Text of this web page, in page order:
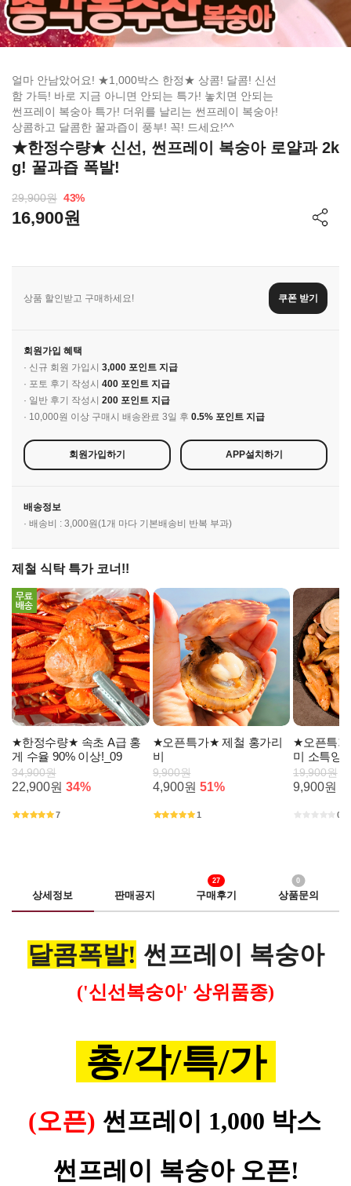
얼마 안남았어요! ★1,000박스 한정★ 상콤! 달콤! 신선
함 가득! 바로 지금 아니면 안되는 특가! 놓치면 안되는
썬프레이 복숭아 특가! 더위를 날리는 썬프레이 복숭아!
상콤하고 달콤한 꿀과즙이 풍부! 꼭! 드세요!^^
★한정수량★ 신선, 썬프레이 복숭아 로얄과 2k
g! 꿀과즙 폭발!
29,900원 43%
16,900원
상품 할인받고 구매하세요! 쿠폰 받기
회원가입 혜택
· 신규 회원 가입시 3,000 포인트 지급
· 포토 후기 작성시 400 포인트 지급
· 일반 후기 작성시 200 포인트 지급
· 10,000원 이상 구매시 배송완료 3일 후 0.5% 포인트 지급
회원가입하기 APP설치하기
배송정보
· 배송비 : 3,000원(1개 마다 기본배송비 반복 부과)
제철 식탁 특가 코너!!
★한정수량★ 속초 A급 홍
게 수율 90% 이상!_09
34,900원
22,900원 34%
7
★오픈특가★ 제철 홍가리
비
9,900원
4,900원 51%
1
★오픈특
미 소특양
19,900원
9,900원
0
상세정보 판매공지 구매후기
27
상품문의
0
달콤폭발! 썬프레이 복숭아
('신선복숭아' 상위품종)
총/각/특/가
(오픈) 썬프레이 1,000 박스
썬프레이 복숭아 오픈!